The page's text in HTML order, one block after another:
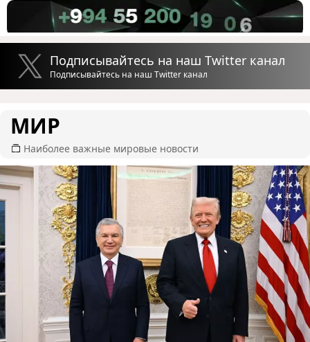
Подписывайтесь на наш Twitter канал
Подписывайтесь на наш Twitter канал
МИР
Наиболее важные мировые новости